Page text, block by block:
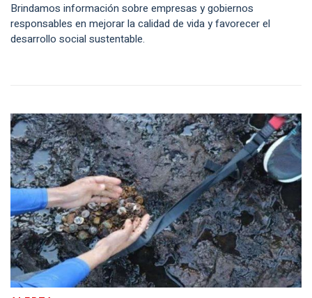
Brindamos información sobre empresas y gobiernos
responsables en mejorar la calidad de vida y favorecer el
desarrollo social sustentable.